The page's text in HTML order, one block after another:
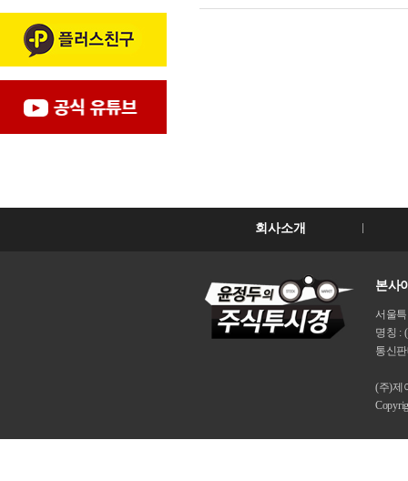
회사소개
본사
서울
명칭 :
통신
(주)제